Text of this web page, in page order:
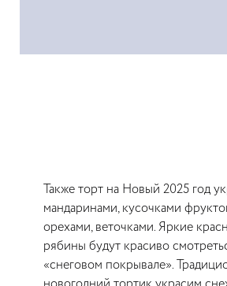
Также торт на Новый 2025 год
мандаринами, кусочками
орехами, веточками. Яркие
рябины будут красиво
«снеговом покрывале».